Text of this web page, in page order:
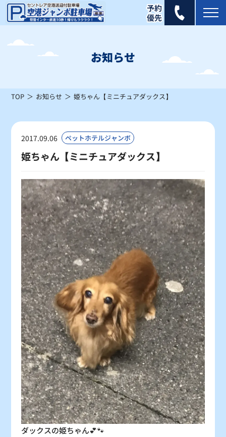
2026年 8月
日
1
×
2 3 4 5 6 7
×
10
×
11
×
12
×
13
△
△ △ 〇 〇 〇 〇 〇
23
〇
24
〇
25
〇
26
〇
27
〇
28
〇
29
〇
30
〇
31
〇
：シーズン料金 〇：空車
：残り僅か ×：満車
お知らせ
TOP お知らせ 姫ちゃん【ミニチュアダックス】
2017.09.06 ペットホテルジャンボ
姫ちゃん【ミニチュアダックス】
ダックスの姫ちゃん💕🐾